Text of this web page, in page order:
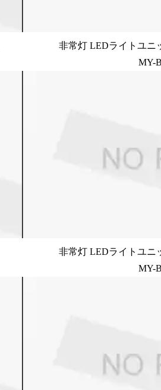
非常灯 LEDライトユニ
MY-
非常灯 LEDライトユニ
MY-